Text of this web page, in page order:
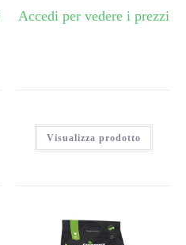
Accedi per vedere i prezzi
Visualizza prodotto